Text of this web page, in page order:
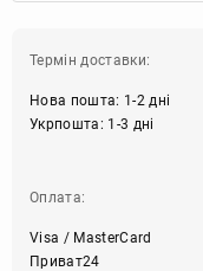
Термін доставки:
Нова пошта: 1-2 дні
Укрпошта: 1-3 дні
Оплата:
Visa / MasterCard
Приват24